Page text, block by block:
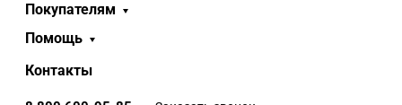
Покупателям
Помощь
Контакты